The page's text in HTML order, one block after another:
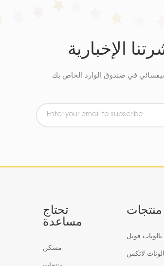
الإخبارية
تحتاج
مساعدة
مسكن
منتجات
بالونات فويل
لاتكس